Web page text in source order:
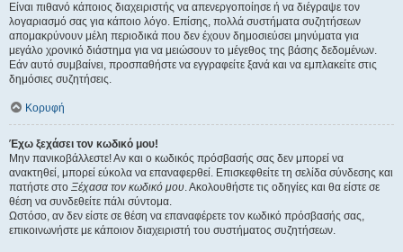
Είναι πιθανό κάποιος διαχειριστής να απενεργοποίησε ή να διέγραψε τον
λογαριασμό σας για κάποιο λόγο. Επίσης, πολλά συστήματα συζητήσεων
απομακρύνουν μέλη περιοδικά που δεν έχουν δημοσιεύσει μηνύματα για
μεγάλο χρονικό διάστημα για να μειώσουν το μέγεθος της βάσης δεδομένων.
Εάν αυτό συμβαίνει, προσπαθήστε να εγγραφείτε ξανά και να εμπλακείτε στις
δημόσιες συζητήσεις.
Κορυφή
Έχω ξεχάσει τον κωδικό μου!
Μην πανικοβάλλεστε! Αν και ο κωδικός πρόσβασής σας δεν μπορεί να
ανακτηθεί, μπορεί εύκολα να επαναφερθεί. Επισκεφθείτε τη σελίδα σύνδεσης και
πατήστε στο Ξέχασα τον κωδικό μου. Ακολουθήστε τις οδηγίες και θα είστε σε
θέση να συνδεθείτε πάλι σύντομα.
Ωστόσο, αν δεν είστε σε θέση να επαναφέρετε τον κωδικό πρόσβασής σας,
επικοινωνήστε με κάποιον διαχειριστή του συστήματος συζητήσεων.